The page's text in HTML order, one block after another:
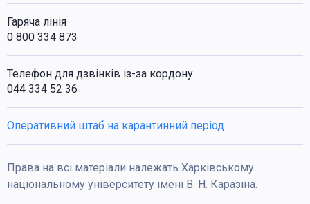
Гаряча лінія
0 800 334 873
Телефон для дзвінків із-за кордону
044 334 52 36
Оперативний штаб на карантинний період
Права на всі матеріали належать Харківському
національному університету імені В. Н. Каразіна.